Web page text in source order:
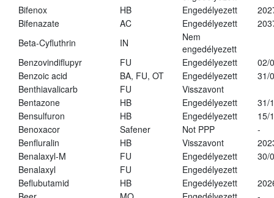
Bifenox
HB Engedélyezett
Bifenazate
AC Engedélyezett
Beta-Cyfluthrin
IN
Nem
engedélyezett
Benzovindiflupyr
FU Engedélyezett
02/
Benzoic acid
BA, FU, OT Engedélyezett
31/
Benthiavalicarb
FU
Visszavont
Bentazone
HB Engedélyezett
31/
Bensulfuron
HB Engedélyezett
15/
Benoxacor
Safener Not PPP
-
Benfluralin
HB Visszavont
Benalaxyl-M
FU Engedélyezett
30/
Benalaxyl
FU
Engedélyezett
Beflubutamid
HB Engedélyezett